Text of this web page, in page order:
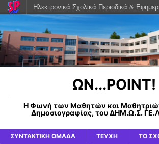
ΩΝ...POINT!
Η Φωνή των Μαθητών και
Δημοσιογραφίας, του ΔΗΜ.Ω.Σ.
ΣΥΝΤΑΚΤΙΚΗ ΟΜΑΔΑ ΤΕΥΧΗ
ΤΟ
Ηλεκτρονικά Σχολικά Περιοδικά &